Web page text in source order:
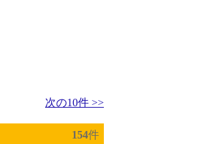
次の10件 >>
154件